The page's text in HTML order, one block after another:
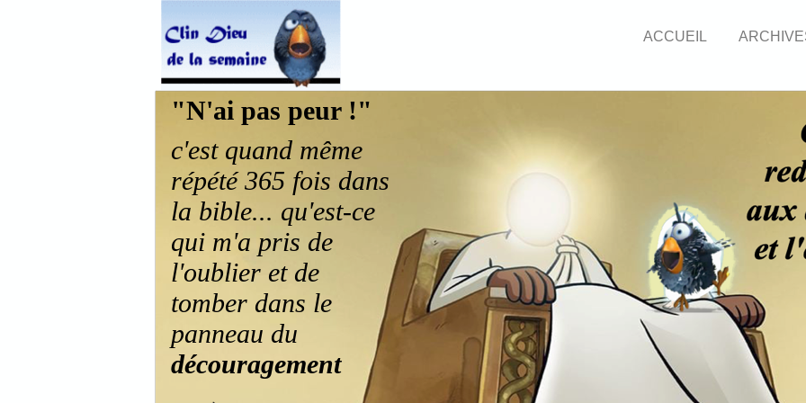
ACCUEIL
c'est quand même
répété 365 fois dans
la bible... qu'est-ce
qui m'a pris de
l'oublier et de
tomber dans le
panneau du
découragement
"N'ai pas peur !"